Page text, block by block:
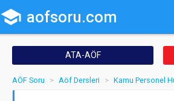
school aofsoru.com
ATA-AÖF
AÖF Soru Aöf Dersleri Kamu Personel